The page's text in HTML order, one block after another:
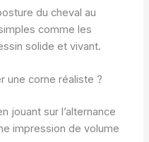
du cheval au
comme les
solide et vivant.
une corne réaliste ?
jouant sur l’alternance
impression de volume